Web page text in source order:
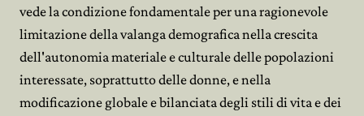
vede la condizione fondamentale per una ragionevole
limitazione della valanga demografica nella crescita
dell'autonomia materiale e culturale delle popolazioni
interessate, soprattutto delle donne, e nella
modificazione globale e bilanciata degli stili di vita e dei